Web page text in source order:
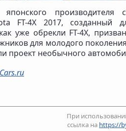
производителя
FT-4X 2017, созданный
уже обрекли FT-4X,
для молодого
проект необычного
При
ссылка на https://